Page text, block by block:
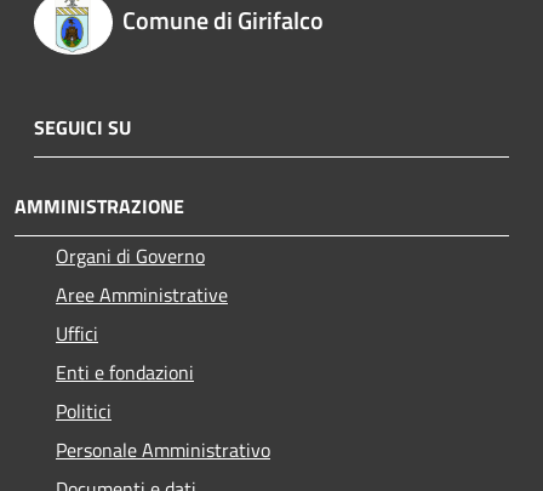
Comune di Girifalco
SEGUICI SU
AMMINISTRAZIONE
Organi di Governo
Aree Amministrative
Uffici
Enti e fondazioni
Politici
Personale Amministrativo